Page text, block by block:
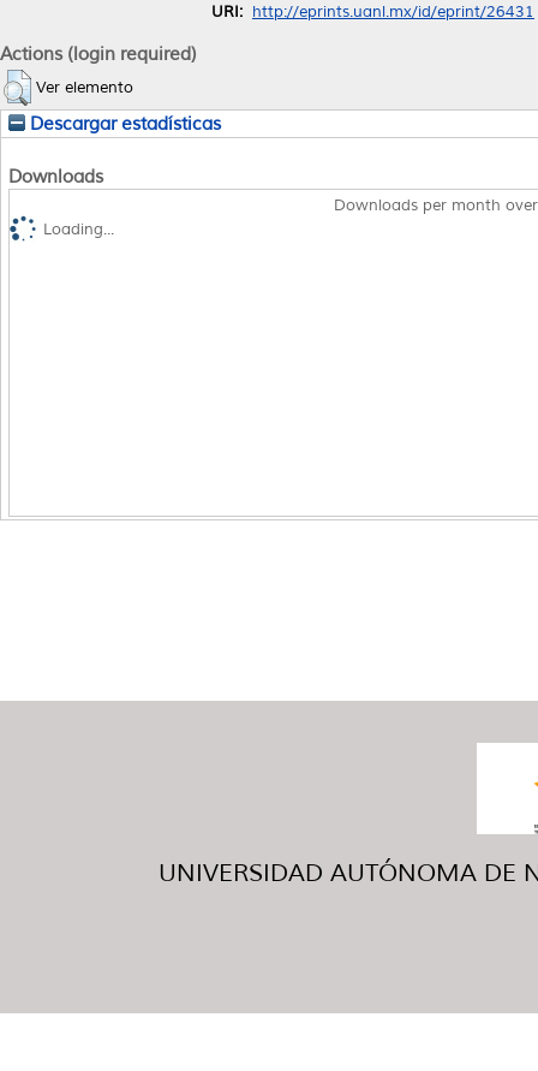
URI: http://eprints.uanl.mx/id/eprint/26431
Actions (login required)
Ver elemento
Descargar estadísticas
Downloads
Downloads per month
Loading...
UNIVERSIDAD AUTÓNOMA DE